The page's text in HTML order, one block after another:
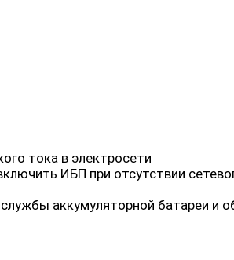
тока в электросети
ИБП при отсутствии
аккумуляторной батареи и